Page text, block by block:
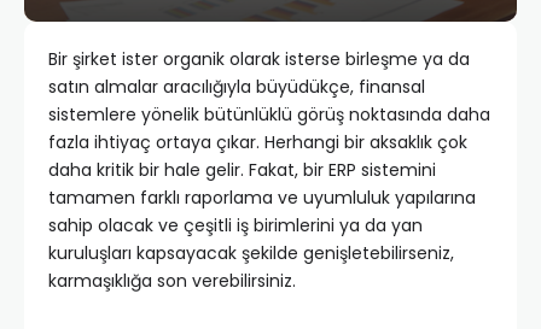
Bir şirket ister organik olarak isterse birleşme ya da
satın almalar aracılığıyla büyüdükçe, finansal
sistemlere yönelik bütünlüklü görüş noktasında daha
fazla ihtiyaç ortaya çıkar. Herhangi bir aksaklık çok
daha kritik bir hale gelir. Fakat, bir ERP sistemini
tamamen farklı raporlama ve uyumluluk yapılarına
sahip olacak ve çeşitli iş birimlerini ya da yan
kuruluşları kapsayacak şekilde genişletebilirseniz,
karmaşıklığa son verebilirsiniz.